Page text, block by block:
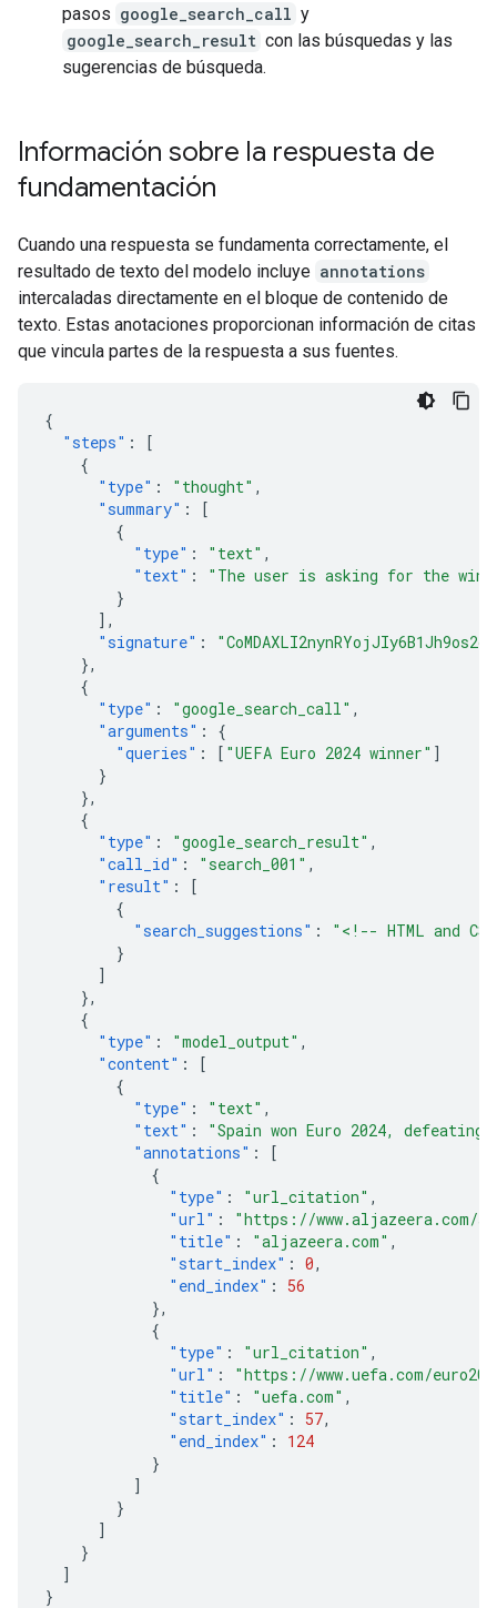
pasos google_search_call y
google_search_result con las búsquedas y las
sugerencias de búsqueda.
Información sobre la respuesta de
fundamentación
Cuando una respuesta se fundamenta correctamente, el
resultado de texto del modelo incluye annotations
intercaladas directamente en el bloque de contenido de
texto. Estas anotaciones proporcionan información de citas
que vincula partes de la respuesta a sus fuentes.
{
"steps" :
[
{
"type" : "thought" ,
"summary" :
[
{
"type" : "text" ,
"text" :
"The user is asking for the
}
],
"signature" :
},
{
"type" : "google_search_call" ,
"arguments" :
{
"queries" : [ "UEFA Euro 2024 winner" ]
}
},
{
"type" : "google_search_result" ,
"call_id" : "search_001" ,
"result" :
[
{
"search_suggestions" :
"<!-- HTML and
}
]
},
{
"type" : "model_output" ,
"content" :
[
{
"type" : "text" ,
"text" :
"Spain won Euro 2024,
"annotations" :
[
{
"type" : "url_citation" ,
"url" :
"https://www.aljazeera.com/
"title" : "aljazeera.com" ,
"start_index" : 0,
"end_index" :
56
},
{
"type" : "url_citation" ,
"url" :
"https://www.uefa.com/
"title" : "uefa.com" ,
"start_index" : 57,
"end_index" :
124
}
]
}
]
}
]
}